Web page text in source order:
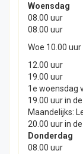
Woensdag
08.00 uur
08.00 uur
Woe 10.00 uur
12.00 uur
19.00 uur
1e woensdag
19.00 uur in
Maandelijks:
20.00 uur in
Donderdag
08.00 uur